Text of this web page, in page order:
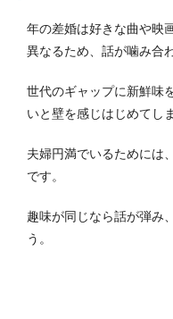
年の差婚は好きな曲や映
異なるため、話が噛み合
世代のギャップに新鮮味
いと壁を感じはじめてし
夫婦円満でいるためには、
です。
趣味が同じなら話が弾み
う。